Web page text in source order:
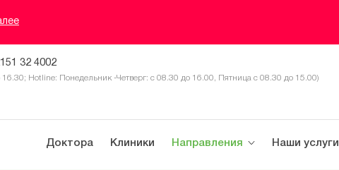
32 4002
Hotline: Понедельник -Четверг: с 08.30 до 16.00, Пятница с 08.30 до 15.00)
Доктора Клиники Направления Наши услуги